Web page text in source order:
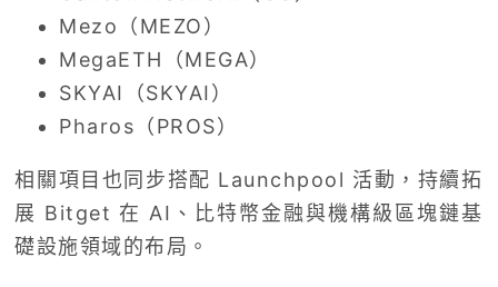
Mezo（MEZO）
MegaETH（MEGA）
SKYAI（SKYAI）
Pharos（PROS）
相關項目也同步搭配 Launchpool 活動，持續拓
展 Bitget 在 AI、比特幣金融與機構級區塊鏈基
礎設施領域的布局。